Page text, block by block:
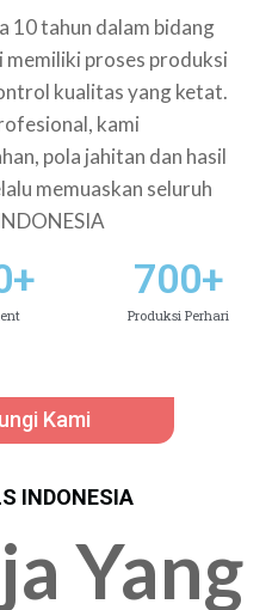
10 tahun dalam bidang
memiliki proses produksi
kualitas yang ketat.
kami
pola jahitan dan hasil
memuaskan seluruh
Kami
+ 700+
Produksi Perhari
INDONESIA
Yang